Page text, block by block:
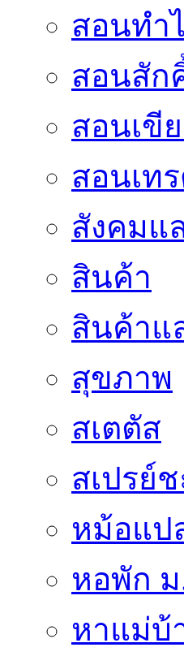
สอนทำ
สอนสัก
สอนเขี
สอนเท
สังคมแ
สินค้า
สินค้าแ
สุขภาพ
สเตตัส
สเปรย์
หม้อแป
หอพัก ม
หาแม่บ้